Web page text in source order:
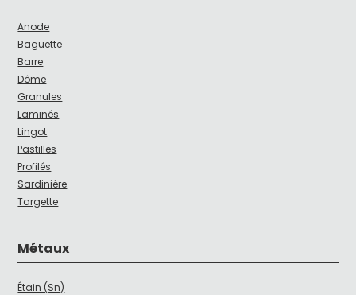
Anode
Baguette
Barre
Dôme
Granules
Laminés
Lingot
Pastilles
Profilés
Sardinière
Targette
Métaux
Étain (Sn)